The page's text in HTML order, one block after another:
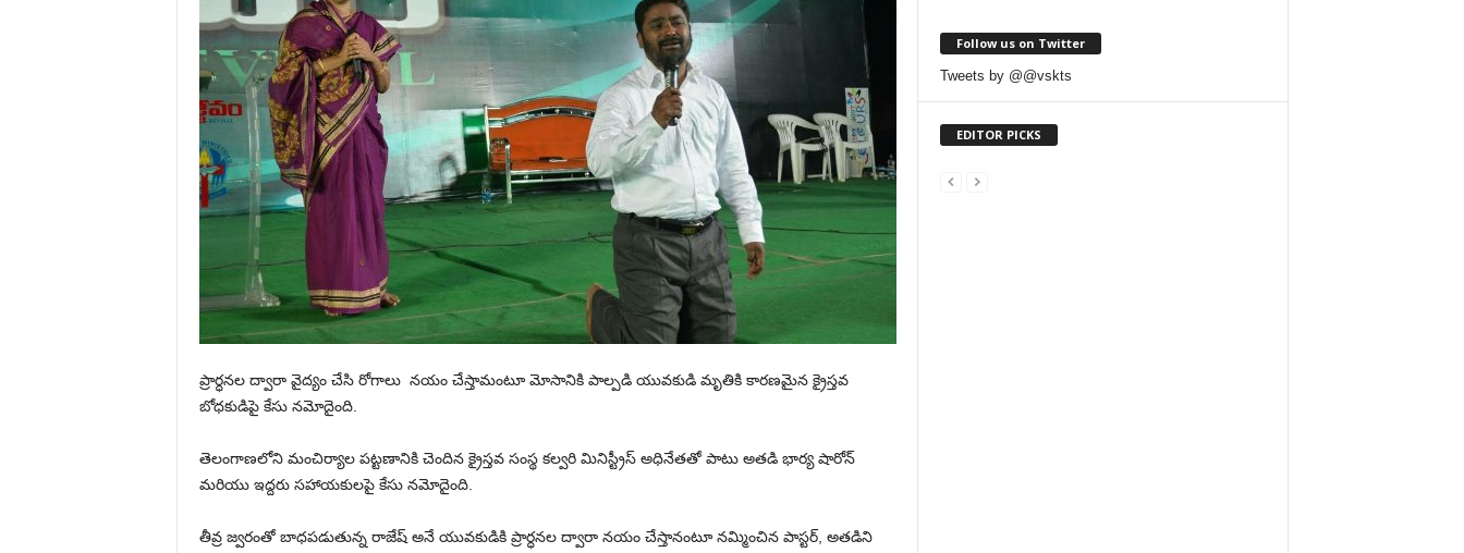
ప్రార్ధనల ద్వారా వైద్యం చేసి రోగాలు నయం చేస్తామంటూ మోసానికి పాల్పడి యువకుడి మృతికి కారణమైన క్రైస్తవ
బోధకుడిపై కేసు నమోదైంది.
తెలంగాణలోని మంచిర్యాల పట్టణానికి చెందిన క్రైస్తవ సంస్థ కల్వరి మినిస్ట్రీస్ అధినేతతో పాటు అతడి భార్య షారోన్
మరియు ఇద్దరు సహాయకులపై కేసు నమోదైంది.
తీవ్ర జ్వరంతో బాధపడుతున్న రాజేష్ అనే యువకుడికి ప్రార్ధనల ద్వారా నయం చేస్తానంటూ నమ్మించిన పాస్టర్, అతడిని
Follow us on Twitter
Tweets by @@vskts
EDITOR PICKS